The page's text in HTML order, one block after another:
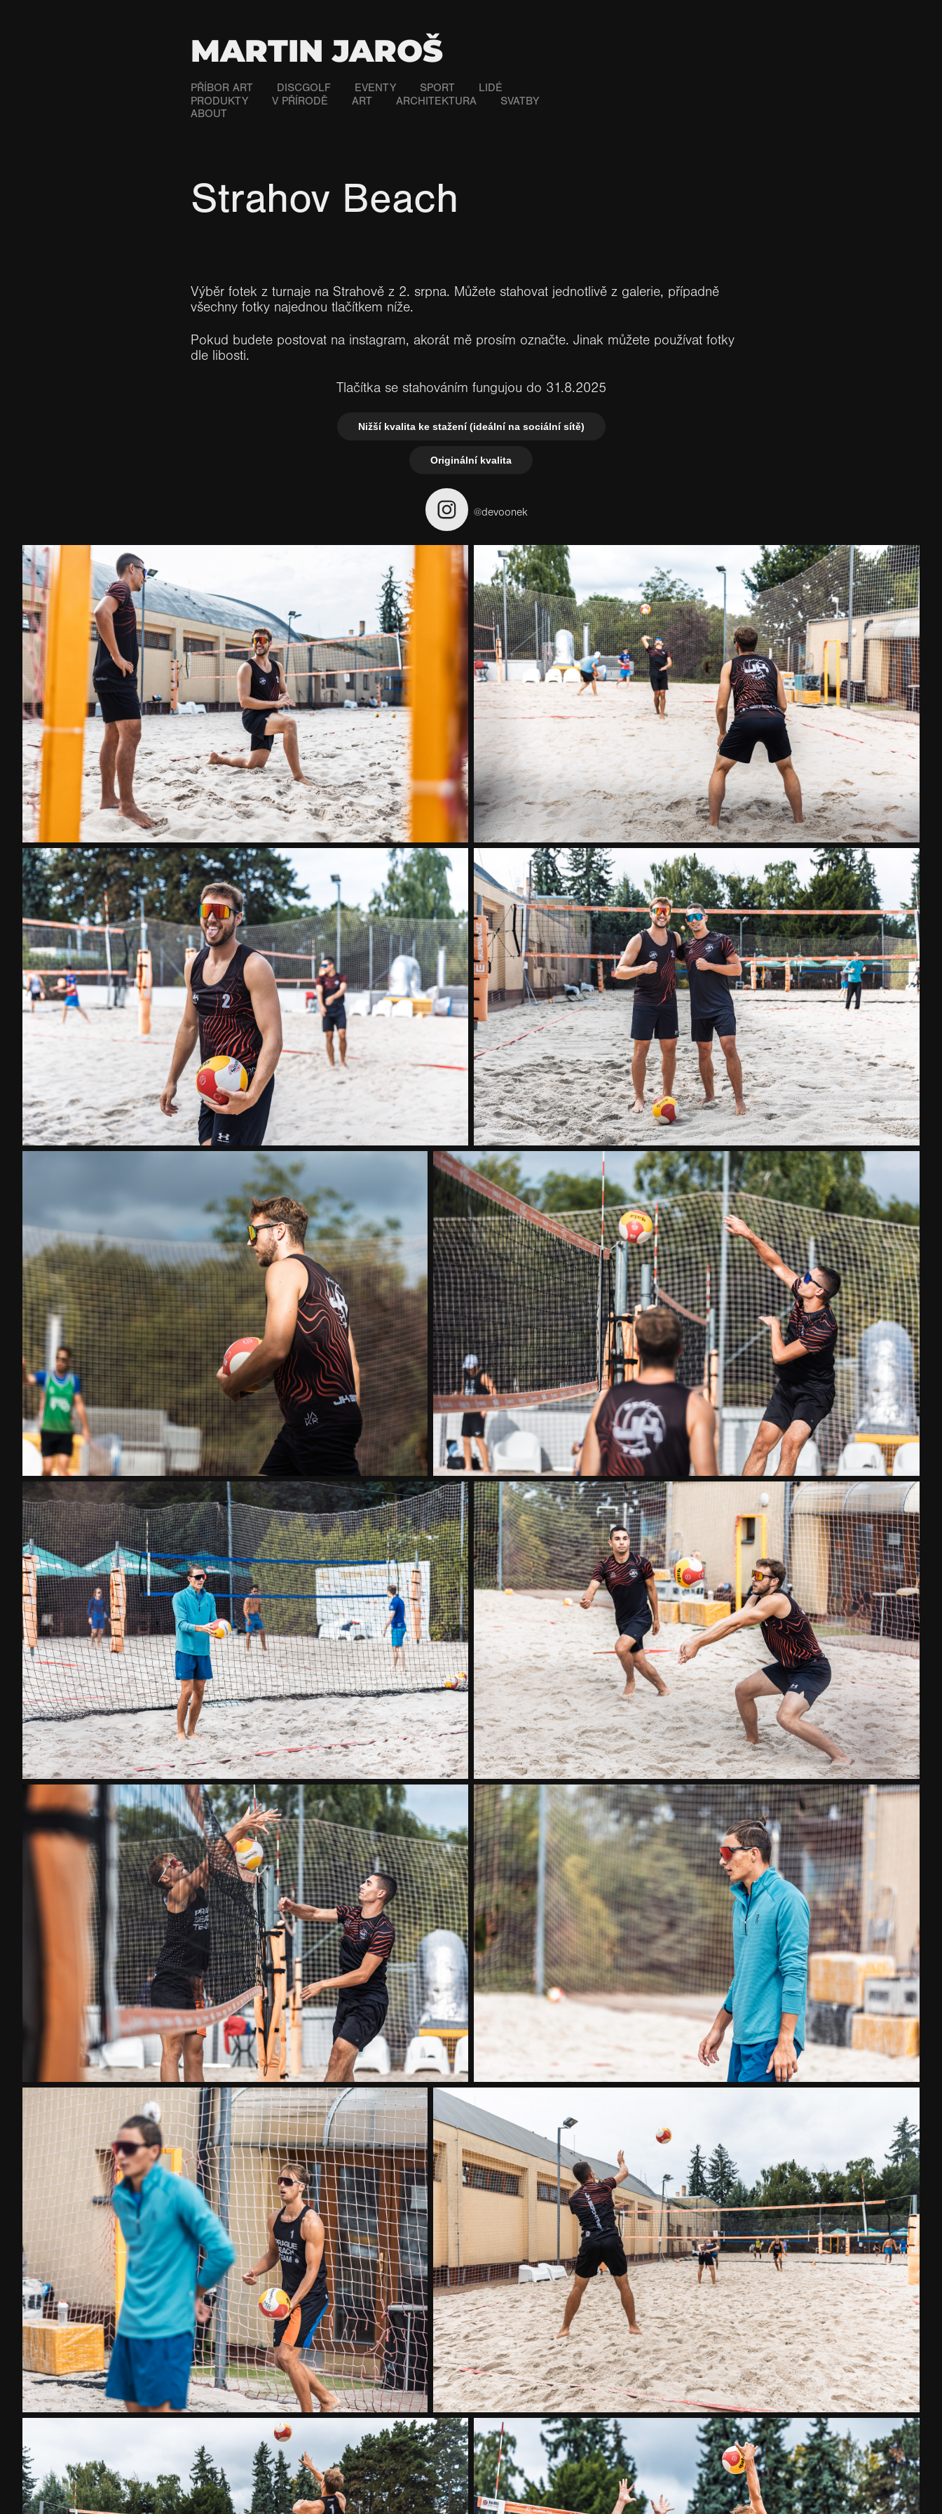
MARTIN JAROŠ
PŘÍBOR ART DISCGOLF EVENTY SPORT
LIDÉ
PRODUKTY
V PŘÍRODĚ ART ARCHITEKTURA
SVATBY
ABOUT
Strahov Beach
Výběr fotek z turnaje na Strahově z 2. srpna. Můžete stahovat jednotlivě z galerie, případně
všechny fotky najednou tlačítkem níže.
Pokud budete postovat na instagram, akorát mě prosím označte. Jinak můžete používat fotky
dle libosti.
Tlačítka se stahováním fungujou do 31.8.2025
Nižší kvalita ke stažení (ideální na sociální sítě)
Originální kvalita
@devoonek